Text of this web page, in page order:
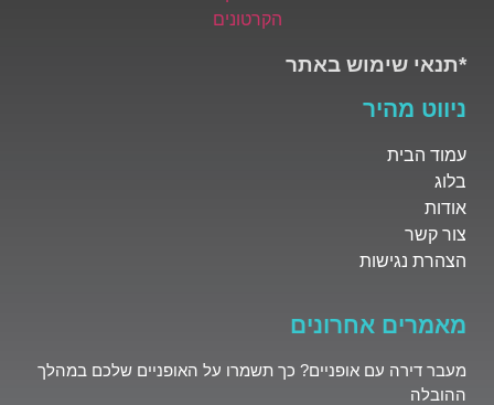
*תנאי שימוש באתר
ניווט מהיר
עמוד הבית
בלוג
אודות
צור קשר
הצהרת נגישות
מאמרים אחרונים
מעבר דירה עם אופניים? כך תשמרו על האופניים שלכם במהלך
ההובלה